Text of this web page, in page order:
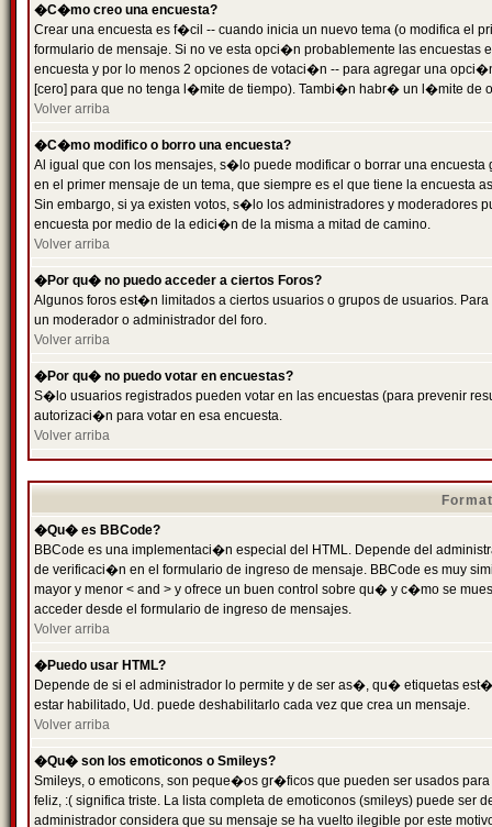
�C�mo creo una encuesta?
Crear una encuesta es f�cil -- cuando inicia un nuevo tema (o modifica el
formulario de mensaje. Si no ve esta opci�n probablemente las
encuesta y por lo menos 2 opciones de votaci�n -- para agregar una
[cero] para que no tenga l�mite de tiempo). Tambi�n habr� un l�mite de
Volver arriba
�C�mo modifico o borro una encuesta?
Al igual que con los mensajes, s�lo puede modificar o borrar una
en el primer mensaje de un tema, que siempre es el que tiene la encuesta
Sin embargo, si ya existen votos, s�lo los administradores y moderadores
encuesta por medio de la edici�n de la misma a mitad de camino.
Volver arriba
�Por qu� no puedo acceder a ciertos Foros?
Algunos foros est�n limitados a ciertos usuarios o grupos de usuarios.
un moderador o administrador del foro.
Volver arriba
�Por qu� no puedo votar en encuestas?
S�lo usuarios registrados pueden votar en las encuestas (para prevenir
autorizaci�n para votar en esa encuesta.
Volver arriba
�Qu� es BBCode?
BBCode es una implementaci�n especial del HTML. Depende del
de verificaci�n en el formulario de ingreso de mensaje. BBCode es muy
mayor y menor < and > y ofrece un buen control sobre qu� y c�mo se
acceder desde el formulario de ingreso de mensajes.
Volver arriba
�Puedo usar HTML?
Depende de si el administrador lo permite y de ser as�, qu� etiquetas
estar habilitado, Ud. puede deshabilitarlo cada vez que crea un mensaje.
Volver arriba
�Qu� son los emoticonos o Smileys?
Smileys, o emoticons, son peque�os gr�ficos que pueden ser usados
feliz, :( significa triste. La lista completa de emoticonos (smileys) puede
administrador considera que su mensaje se ha vuelto ilegible por este